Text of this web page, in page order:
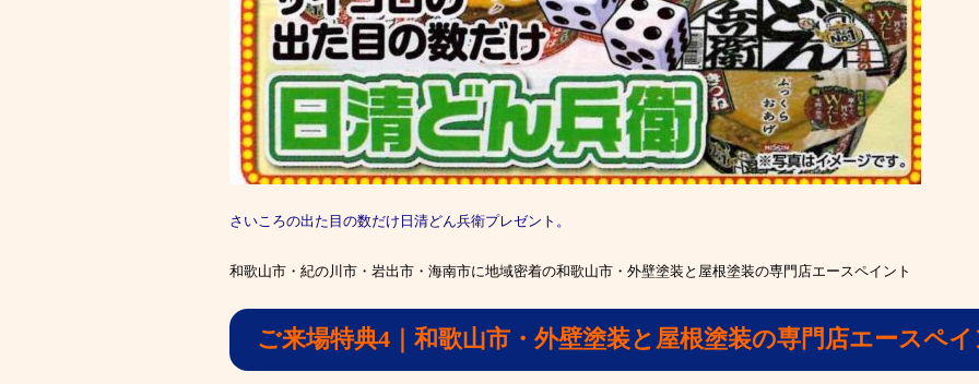
さいころの出た目の数だけ日清どん兵衛プレゼント。
和歌山市・紀の川市・岩出市・海南市に地域密着の和歌山市・外壁塗装と屋根塗装の専門店エースペイント
ご来場特典4｜和歌山市・外壁塗装と屋根塗装の専門店エースペ